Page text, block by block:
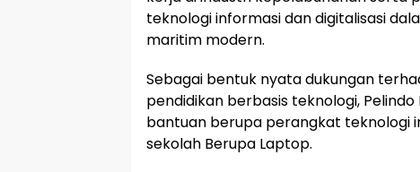
teknologi informasi dan digitalisasi
maritim modern.
Sebagai bentuk nyata dukungan
pendidikan berbasis teknologi,
bantuan berupa perangkat teknologi
sekolah Berupa Laptop.